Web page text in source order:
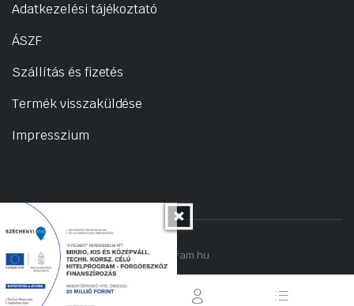
Adatkezelési tájékoztató
ÁSZF
Szállítás és fizetés
Termék visszaküldése
Impresszium
Copyright 2022 © hogyantalaljanakram.hu